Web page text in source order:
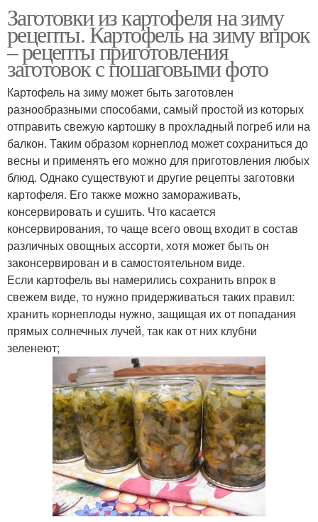
Заготовки из картофеля на зиму
рецепты. Картофель на зиму впрок
– рецепты приготовления
заготовок с пошаговыми фото
Картофель на зиму может быть заготовлен
разнообразными способами, самый простой из которых
отправить свежую картошку в прохладный погреб или на
балкон. Таким образом корнеплод может сохраниться до
весны и применять его можно для приготовления любых
блюд. Однако существуют и другие рецепты заготовки
картофеля. Его также можно замораживать,
консервировать и сушить. Что касается
консервирования, то чаще всего овощ входит в состав
различных овощных ассорти, хотя может быть он
законсервирован и в самостоятельном виде.
Если картофель вы намерились сохранить впрок в
свежем виде, то нужно придерживаться таких правил:
хранить корнеплоды нужно, защищая их от попадания
прямых солнечных лучей, так как от них клубни
зеленеют;